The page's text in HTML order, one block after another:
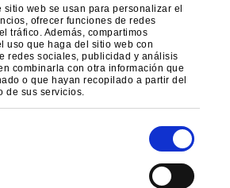
sitio web se usan para personalizar el
ofrecer funciones de redes
tráfico. Además, compartimos
uso que haga del sitio web con
redes sociales, publicidad y análisis
combinarla con otra información que
o que hayan recopilado a partir del
de sus servicios.